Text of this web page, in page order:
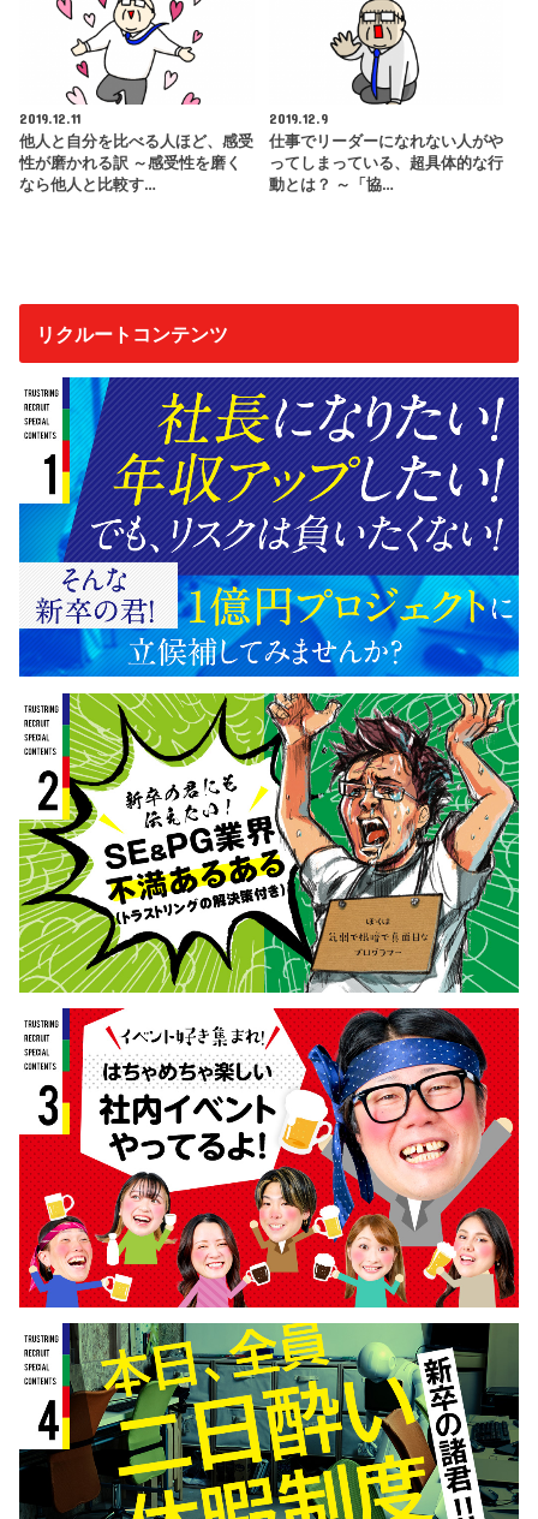
2019.12.11
他人と自分を比べる人ほど、感受
性が磨かれる訳 ～感受性を磨く
なら他人と比較す…
2019.12.9
仕事でリーダーになれない人がや
ってしまっている、超具体的な行
動とは？ ～「協…
リクルートコンテンツ